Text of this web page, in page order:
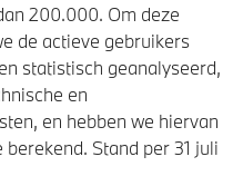
200.000. Om deze
de actieve gebruikers
statistisch geanalyseerd,
en
en hebben we hiervan
Stand per 31 juli